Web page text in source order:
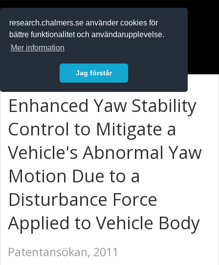
research.chalmers.se använder cookies för
bättre funktionalitet och användarupplevelse.
Mer information
Jag förstår
Enhanced Yaw Stability
Control to Mitigate a
Vehicle's Abnormal Yaw
Motion Due to a
Disturbance Force
Applied to Vehicle Body
Patentansökan, 2011